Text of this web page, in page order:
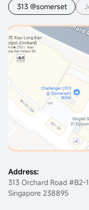
313 @somerset
Address:
313 Orchard Road
Singapore 238895